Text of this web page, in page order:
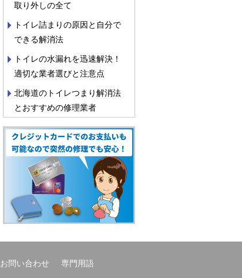
取り外しの全て
トイレ詰まりの原因と自分で
できる解消法
トイレの水漏れを迅速解決！
適切な業者選びと注意点
北海道のトイレつまり解消法
とおすすめの修理業者
お問い合わせ 専門用語